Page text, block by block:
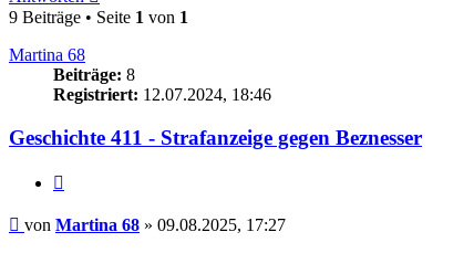
9 Beiträge • Seite 1 von 1
Martina 68
Beiträge: 8
Registriert: 12.07.2024, 18:46
Geschichte 411 - Strafanzeige gegen Beznesser
Beitrag
von Martina 68 » 09.08.2025, 17:27